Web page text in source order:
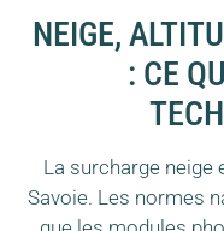
NEIGE,
: CE
La surcharge neige
Savoie. Les normes